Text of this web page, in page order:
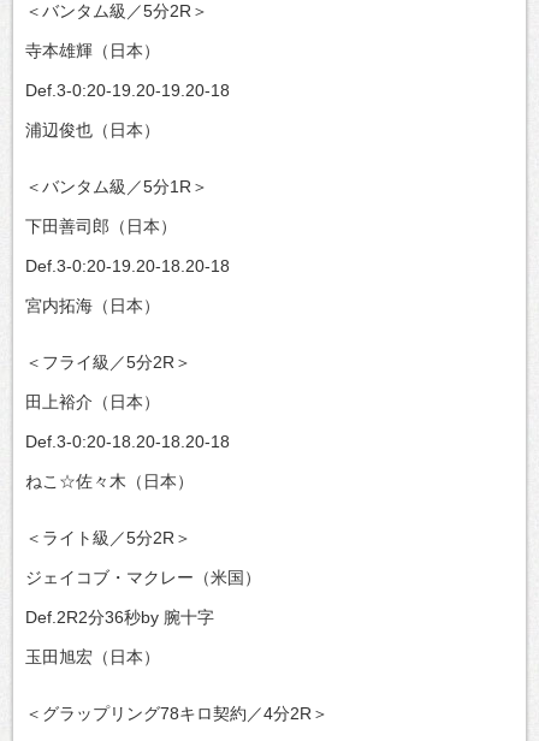
＜バンタム級／5分2R＞
寺本雄輝（日本）
Def.3-0:20-19.20-19.20-18
浦辺俊也（日本）
＜バンタム級／5分1R＞
下田善司郎（日本）
Def.3-0:20-19.20-18.20-18
宮内拓海（日本）
＜フライ級／5分2R＞
田上裕介（日本）
Def.3-0:20-18.20-18.20-18
ねこ☆佐々木（日本）
＜ライト級／5分2R＞
ジェイコブ・マクレー（米国）
Def.2R2分36秒by 腕十字
玉田旭宏（日本）
＜グラップリング78キロ契約／4分2R＞